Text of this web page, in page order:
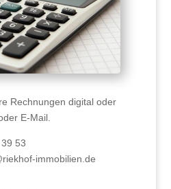
Rechnungen digital oder
E-Mail.
53
immobilien.de